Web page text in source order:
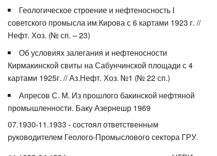
Геологическое строение и нефтеносность I
советского промысла им.Кирова с 6 картами 1923 г. //
Нефт. Хоз. (№ сп. – 23)
Об условиях залегания и нефтеносности
Кирмакинской свиты на Сабунчинской площади с 4
картами 1925г. // Аз.Нефт. Хоз. №1 (№ 22 сп.)
Апресов С. М. Из прошлого бакинской нефтяной
промышленности. Баку Азернешр 1969
07.1930-11.1933 - состоял ответственным
руководителем Геолого-Промыслового сектора ГРУ.